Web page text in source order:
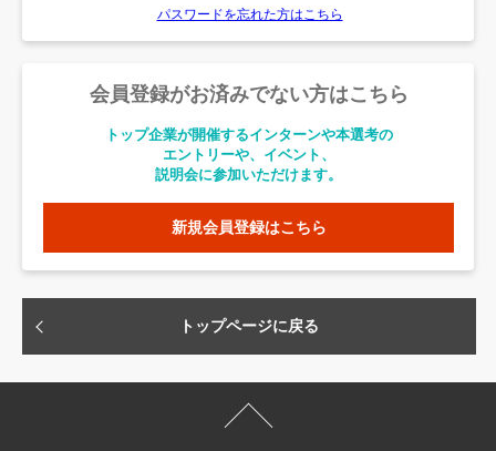
パスワードを忘れた方はこちら
会員登録がお済みでない方はこちら
トップ企業が開催するインターンや本選考の
エントリーや、イベント、
説明会に参加いただけます。
新規会員登録はこちら
トップページに戻る